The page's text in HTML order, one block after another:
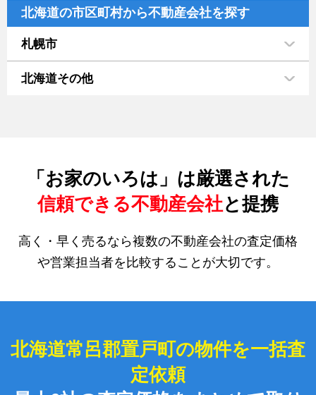
北海道の市区町村から不動産会社を探す
札幌市
北海道その他
「お家のいろは」は厳選された
信頼できる不動産会社と提携
高く・早く売るなら複数の不動産会社の査定価格
や営業担当者を比較することが大切です。
北海道常呂郡置戸町の物件を一括査
定依頼